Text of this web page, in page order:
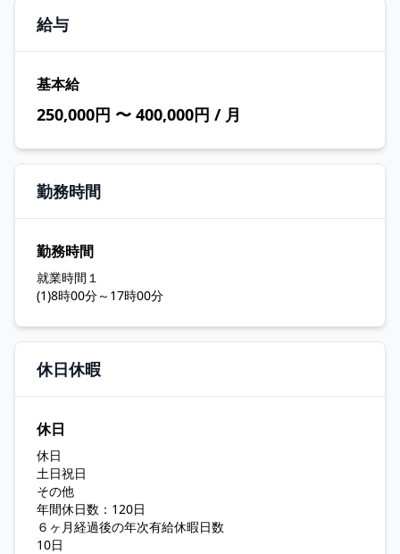
給与
基本給
250,000円 〜 400,000円 / 月
勤務時間
勤務時間
就業時間１
(1)8時00分～17時00分
休日休暇
休日
休日
土日祝日
その他
年間休日数：120日
６ヶ月経過後の年次有給休暇日数
10日